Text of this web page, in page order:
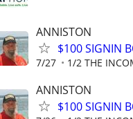
ANNISTON
$100 SIGNIN
7/27 1/2 THE
ANNISTON
$100 SIGNIN